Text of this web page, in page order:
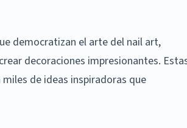
democratizan el arte del nail art,
decoraciones impresionantes.
de ideas inspiradoras que